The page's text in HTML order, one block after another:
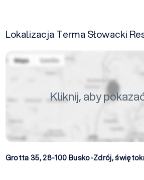
Lokalizacja Terma Słowacki
Kliknij, aby
Grotta 35, 28-100 Busko-Zdrój,